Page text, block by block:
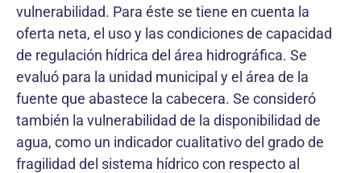
vulnerabilidad. Para éste se tiene en cuenta la
oferta neta, el uso y las condiciones de capacidad
de regulación hídrica del área hidrográfica. Se
evaluó para la unidad municipal y el área de la
fuente que abastece la cabecera. Se consideró
también la vulnerabilidad de la disponibilidad de
agua, como un indicador cualitativo del grado de
fragilidad del sistema hídrico con respecto al